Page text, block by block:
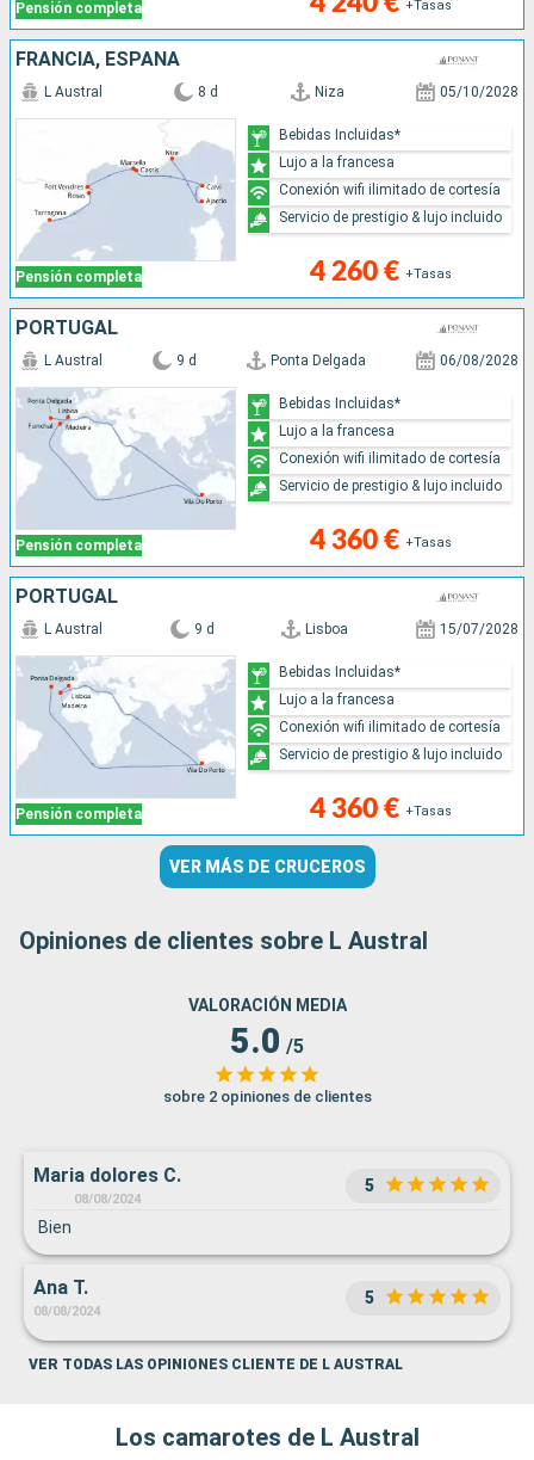
Pensión completa +Tasas
FRANCIA, ESPAÑA
Pensión completa
L Austral 8 d Niza 05/10/2028
4 260 € +Tasas
Bebidas Incluidas*
Lujo a la francesa
Conexión wifi ilimitado de cortesía
Servicio de prestigio & lujo incluido
PORTUGAL
Pensión completa
L Austral 9 d Ponta Delgada 06/08/2028
4 360 € +Tasas
Bebidas Incluidas*
Lujo a la francesa
Conexión wifi ilimitado de cortesía
Servicio de prestigio & lujo incluido
PORTUGAL
Pensión completa
L Austral 9 d Lisboa 15/07/2028
4 360 € +Tasas
Bebidas Incluidas*
Lujo a la francesa
Conexión wifi ilimitado de cortesía
Servicio de prestigio & lujo incluido
VER MÁS DE CRUCEROS
Opiniones de clientes sobre L Austral
VALORACIÓN MEDIA
5.0 /5
sobre 2 opiniones de clientes
Maria dolores C.
08/08/2024
5
Bien
Ana T.
08/08/2024
5
VER TODAS LAS OPINIONES CLIENTE DE L AUSTRAL
Los camarotes de L Austral